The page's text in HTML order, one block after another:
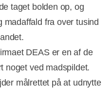
taget bolden op, og
madaffald fra over tusind
DEAS er en af de
noget ved madspildet.
målrettet på at udnytte